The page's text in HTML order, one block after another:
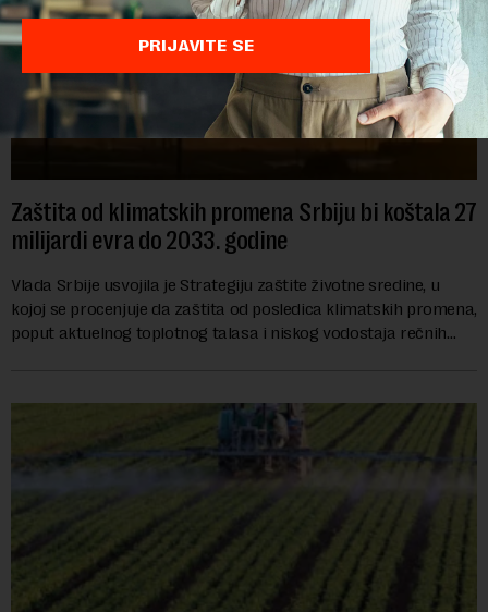
Zaštita od klimatskih promena Srbiju bi koštala 27
milijardi evra do 2033. godine
Vlada Srbije usvojila je Strategiju zaštite životne sredine, u
kojoj se procenjuje da zaštita od posledica klimatskih promena,
poput aktuelnog toplotnog talasa i niskog vodostaja rečnih
PRIJAVITE SE